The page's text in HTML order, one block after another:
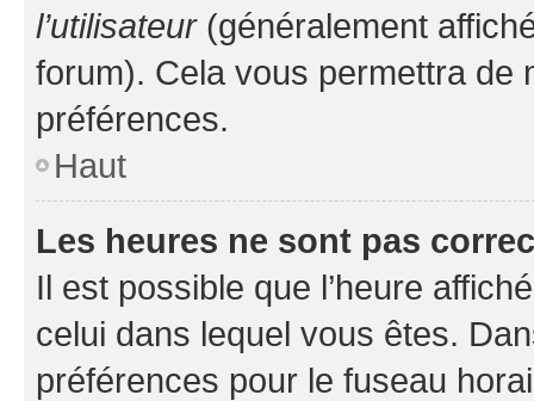
l’utilisateur(généralement
forum). Cela vous permettra de
préférences.
Haut
Les heures ne sont pas
Il est possible que l’heure
celui dans lequel vous êtes.
préférences pour le fuseau